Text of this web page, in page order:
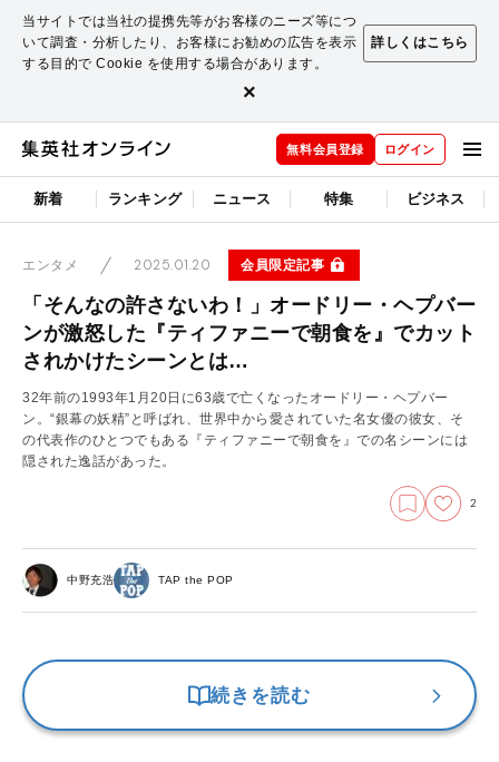
当サイトでは当社の提携先等がお客様のニーズ等につ
いて調査・分析したり、お客様にお勧めの広告を表示
する目的で Cookie を使用する場合があります。
詳しくはこちら
×
無料会員登録 ログイン
新着 ランキング ニュース 特集 ビジネス
エンタメ 2025.01.20 会員限定記事
「そんなの許さないわ！」オードリー・ヘプバー
ンが激怒した『ティファニーで朝食を』でカット
されかけたシーンとは…
32年前の1993年1月20日に63歳で亡くなったオードリー・ヘプバー
ン。“銀幕の妖精”と呼ばれ、世界中から愛されていた名女優の彼女、そ
の代表作のひとつでもある『ティファニーで朝食を』での名シーンには
隠された逸話があった。
2
中野充浩 TAP the POP
続きを読む